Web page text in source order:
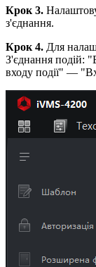
Крок 3.
з'єднання.
Крок 4. Для
З'єднання подій:
входу події" —